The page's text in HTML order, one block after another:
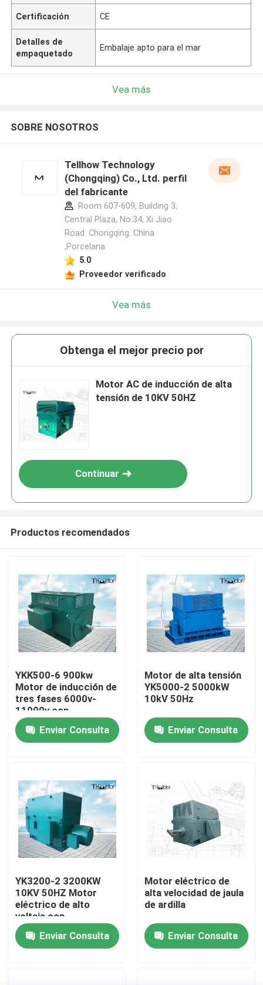
Hogar
Productos
Sobre nosotros
Control de calidad
Éntrenos en contacto con
Blog
Pida una cita
Certificación CE
Detalles de
empaquetado
Embalaje apto para el mar
Vea más
SOBRE NOSOTROS
Tellhow Technology
(Chongqing) Co., Ltd. perfil
del fabricante
Room 607-609, Building 3,
Central Plaza, No.34, Xi Jiao
Road. Chongqing. China
,Porcelana
5.0
Proveedor verificado
Vea más
Obtenga el mejor precio por
Motor AC de inducción de alta
tensión de 10KV 50HZ
Continuar
Productos recomendados
YKK500-6 900kw
Motor de inducción de
tres fases 6000v-
11000v con
refrigeración IC611
Enviar Consulta
Motor de alta tensión
YK5000-2 5000kW
10kV 50Hz
Enviar Consulta
YK3200-2 3200KW
10KV 50HZ Motor
eléctrico de alto
voltaje con
refrigeración IC611
para aplicaciones de
sopladores de
Enviar Consulta
Motor eléctrico de
alta velocidad de jaula
de ardilla
Enviar Consulta